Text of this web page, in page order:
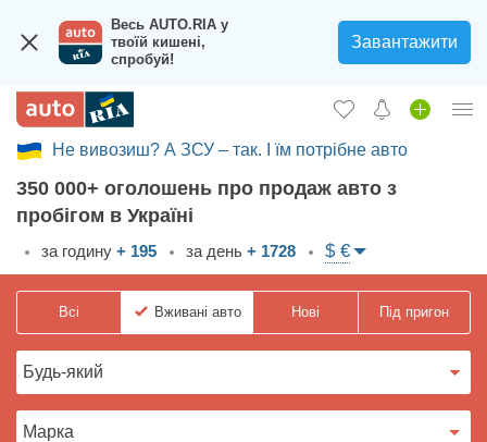
Весь AUTO.RIA у
твоїй кишені,
спробуй!
Завантажити
Увійти в кабінет
Збір на авто для ЗСУ
Вживані авто
Нові авто
Новини
Відгуки про авто
Не вивозиш? А ЗСУ – так. І їм потрібне авто
350 000+ оголошень про продаж авто з
пробігом в Україні
за годину + 195 за день + 1728 $ €
Всі Вживані авто Нові Під пригон